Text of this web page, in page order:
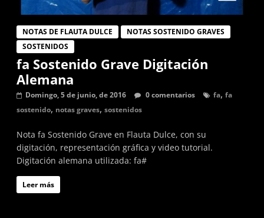
NOTAS DE FLAUTA DULCE
NOTAS SOSTENIDO GRAVES
SOSTENIDOS
fa Sostenido Grave Digitación
Alemana
Domingo, 5 de junio, de 2016 0 comentarios fa,fa
sostenido, notas graves,sostenidos
Nota fa Sostenido Grave en Flauta Dulce, con su
digitación, representación gráfica y video tutorial.
Digitación alemana utilizada: fa#
Leer más